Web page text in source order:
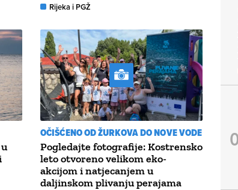
Rijeka i PGŽ
OČIŠĆENO OD ŽURKOVA DO NOVE VODE
Pogledajte fotografije: Kostrensko
leto otvoreno velikom eko-
akcijom i natjecanjem u
daljinskom plivanju perajama